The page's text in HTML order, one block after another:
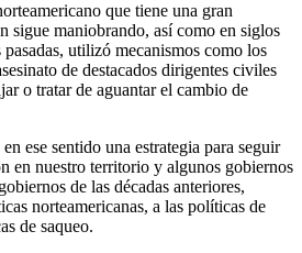
que tiene una gran
sigue maniobrando, así como en siglos
pasadas, utilizó mecanismos como los
de destacados dirigentes civiles
o tratar de aguantar el cambio de
ese sentido una estrategia para seguir
en nuestro territorio y algunos gobiernos
de las décadas anteriores,
norteamericanas, a las políticas de
de saqueo.